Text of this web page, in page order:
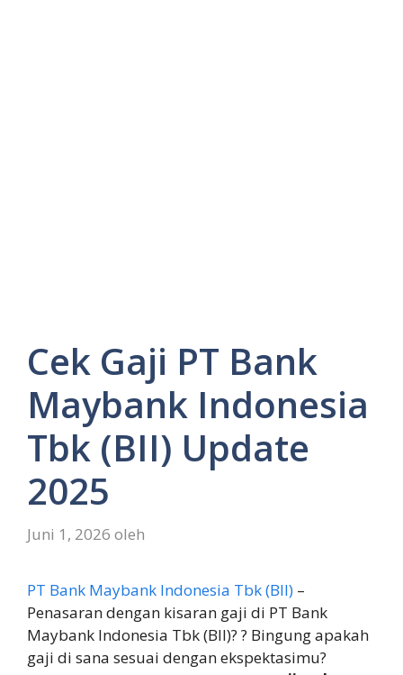
Cek Gaji PT Bank
Maybank Indonesia
Tbk (BII) Update
2025
Juni 1, 2026 oleh
PT Bank Maybank Indonesia Tbk (BII) –
Penasaran dengan kisaran gaji di PT Bank
Maybank Indonesia Tbk (BII)? ? Bingung apakah
gaji di sana sesuai dengan ekspektasimu?